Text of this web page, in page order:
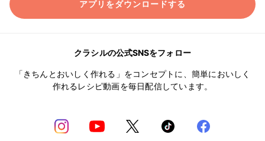
アプリをダウンロードする
クラシルの公式SNSをフォロー
「きちんとおいしく作れる」をコンセプトに、簡単においしく
作れるレシピ動画を毎日配信しています。